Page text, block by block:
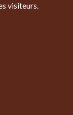
visiteurs.